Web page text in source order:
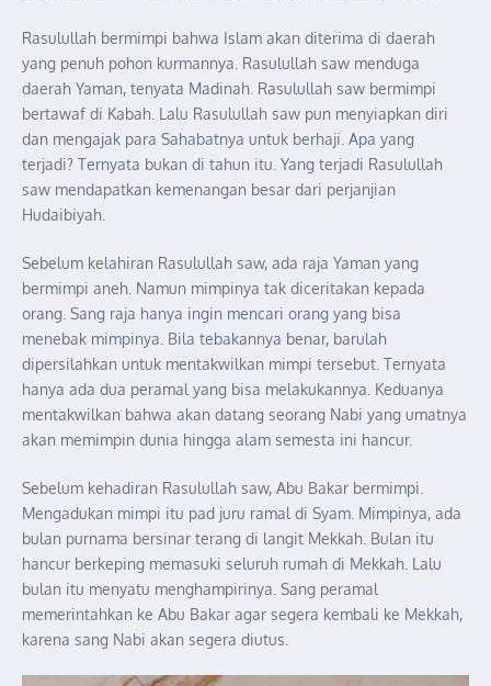
Rasulullah bermimpi bahwa Islam akan diterima di daerah
yang penuh pohon kurmannya. Rasulullah saw menduga
daerah Yaman, tenyata Madinah. Rasulullah saw bermimpi
bertawaf di Kabah. Lalu Rasulullah saw pun menyiapkan diri
dan mengajak para Sahabatnya untuk berhaji. Apa yang
terjadi? Ternyata bukan di tahun itu. Yang terjadi Rasulullah
saw mendapatkan kemenangan besar dari perjanjian
Hudaibiyah.
Sebelum kelahiran Rasulullah saw, ada raja Yaman yang
bermimpi aneh. Namun mimpinya tak diceritakan kepada
orang. Sang raja hanya ingin mencari orang yang bisa
menebak mimpinya. Bila tebakannya benar, barulah
dipersilahkan untuk mentakwilkan mimpi tersebut. Ternyata
hanya ada dua peramal yang bisa melakukannya. Keduanya
mentakwilkan bahwa akan datang seorang Nabi yang umatnya
akan memimpin dunia hingga alam semesta ini hancur.
Sebelum kehadiran Rasulullah saw, Abu Bakar bermimpi.
Mengadukan mimpi itu pad juru ramal di Syam. Mimpinya, ada
bulan purnama bersinar terang di langit Mekkah. Bulan itu
hancur berkeping memasuki seluruh rumah di Mekkah. Lalu
bulan itu menyatu menghampirinya. Sang peramal
memerintahkan ke Abu Bakar agar segera kembali ke Mekkah,
karena sang Nabi akan segera diutus.